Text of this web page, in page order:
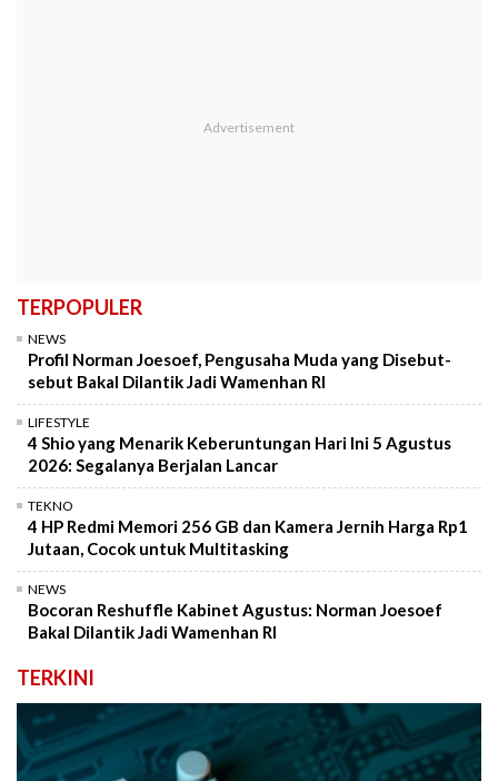
TERPOPULER
NEWS
Profil Norman Joesoef, Pengusaha Muda yang Disebut-
sebut Bakal Dilantik Jadi Wamenhan RI
LIFESTYLE
4 Shio yang Menarik Keberuntungan Hari Ini 5 Agustus
2026: Segalanya Berjalan Lancar
TEKNO
4 HP Redmi Memori 256 GB dan Kamera Jernih Harga Rp1
Jutaan, Cocok untuk Multitasking
NEWS
Bocoran Reshuffle Kabinet Agustus: Norman Joesoef
Bakal Dilantik Jadi Wamenhan RI
TERKINI